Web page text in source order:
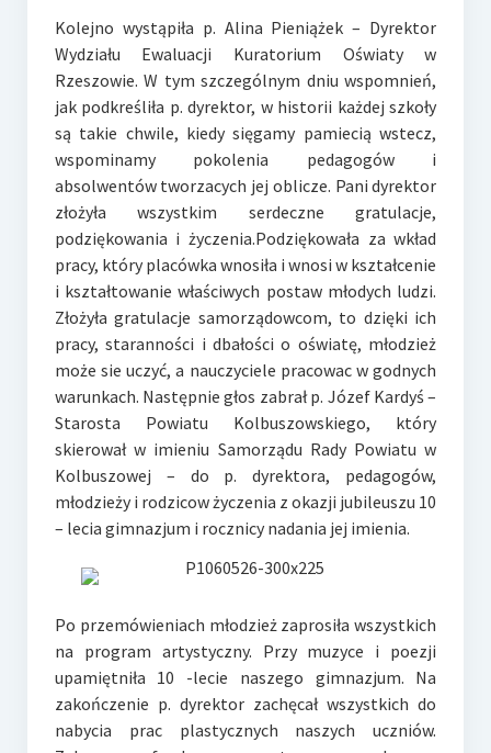
Kolejno wystąpiła p. Alina Pieniążek – Dyrektor
Wydziału Ewaluacji Kuratorium Oświaty w
Rzeszowie. W tym szczególnym dniu wspomnień,
jak podkreśliła p. dyrektor, w historii każdej szkoły
są takie chwile, kiedy sięgamy pamiecią wstecz,
wspominamy pokolenia pedagogów i
absolwentów tworzacych jej oblicze. Pani dyrektor
złożyła wszystkim serdeczne gratulacje,
podziękowania i życzenia.Podziękowała za wkład
pracy, który placówka wnosiła i wnosi w kształcenie
i kształtowanie właściwych postaw młodych ludzi.
Złożyła gratulacje samorządowcom, to dzięki ich
pracy, staranności i dbałości o oświatę, młodzież
może sie uczyć, a nauczyciele pracowac w godnych
warunkach. Następnie głos zabrał p. Józef Kardyś –
Starosta Powiatu Kolbuszowskiego, który
skierował w imieniu Samorządu Rady Powiatu w
Kolbuszowej – do p. dyrektora, pedagogów,
młodzieży i rodzicow życzenia z okazji jubileuszu 10
– lecia gimnazjum i rocznicy nadania jej imienia.
Po przemówieniach młodzież zaprosiła wszystkich
na program artystyczny. Przy muzyce i poezji
upamiętniła 10 -lecie naszego gimnazjum. Na
zakończenie p. dyrektor zachęcał wszystkich do
nabycia prac plastycznych naszych uczniów.